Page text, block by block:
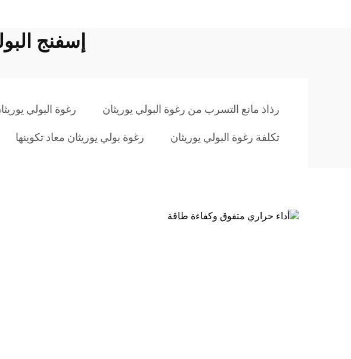
إسفنج
رذاذ مانع التسرب من رغوة البولي يوريثان رغوة البولي
تكلفة رغوة البولي يوريثان رغوة بولي يوريثان معاد تكوينها